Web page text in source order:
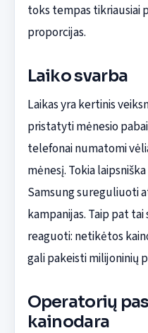
toks tempas tikriausiai
proporcijas.
Laiko svarba
Laikas yra kertinis
pristatyti mėnesio
telefonai numatomi
mėnesį. Tokia
Samsung sureguliuoti
kampanijas. Taip pat
reaguoti: netikėtos
gali pakeisti milijoninių
Operatorių
kainodara